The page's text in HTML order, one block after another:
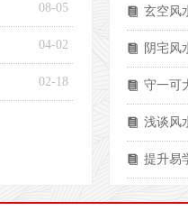
08-05
04-02
02-18
뀴 玄空风
뀴 阴宅风
뀴 守一可
뀴 浅谈风
뀴